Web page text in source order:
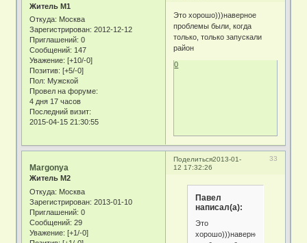
Житель М1
Откуда: Москва
Зарегистрирован: 2012-12-12
Приглашений: 0
Сообщений: 147
Уважение: [+10/-0]
Позитив: [+5/-0]
Пол: Мужской
Провел на форуме:
4 дня 17 часов
Последний визит:
2015-04-15 21:30:55
Это хорошо)))наверное
проблемы были, когда
только, только запускали
район
0
Поделиться 33
2013-01-
12 17:32:26
Margonya
Житель М2
Откуда: Москва
Зарегистрирован: 2013-01-10
Приглашений: 0
Сообщений: 29
Уважение: [+1/-0]
Павел
написал(а):
Это
хорошо)))наверное